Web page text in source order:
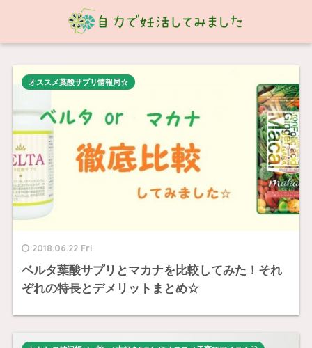
2018.06.22 Fri
ベルタ葉酸サプリとマカナを比較してみた！それ
ぞれの特長とデメリットまとめ☆
オススメ葉酸サプリ情報局☆